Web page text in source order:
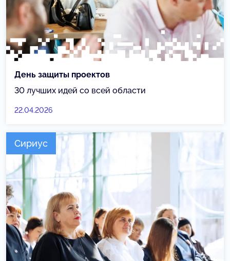
День защиты проектов
30 лучших идей со всей области
22.04.2026
Сириус